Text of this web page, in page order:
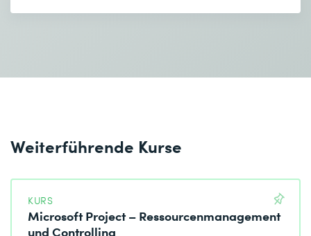
Weiterführende Kurse
KURS
Microsoft Project – Ressourcenmanagement
und Controlling